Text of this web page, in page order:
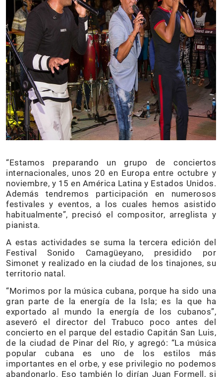
“Estamos preparando un grupo de conciertos
internacionales, unos 20 en Europa entre octubre y
noviembre, y 15 en América Latina y Estados Unidos.
Además tendremos participación en numerosos
festivales y eventos, a los cuales hemos asistido
habitualmente”, precisó el compositor, arreglista y
pianista.
A estas actividades se suma la tercera edición del
Festival Sonido Camagüeyano, presidido por
Simonet y realizado en la ciudad de los tinajones, su
territorio natal.
“Morimos por la música cubana, porque ha sido una
gran parte de la energía de la Isla; es la que ha
exportado al mundo la energía de los cubanos”,
aseveró el director del Trabuco poco antes del
concierto en el parque del estadio Capitán San Luis,
de la ciudad de Pinar del Río, y agregó: “La música
popular cubana es uno de los estilos más
importantes en el orbe, y ese privilegio no podemos
abandonarlo. Eso también lo dirían Juan Formell, si